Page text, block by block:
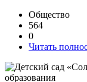
Общество
564
0
Читать